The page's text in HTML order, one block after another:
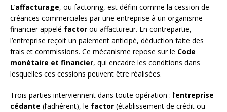
L’affacturage, ou factoring, est défini comme la cession de
créances commerciales par une entreprise à un organisme
financier appelé factor ou affactureur. En contrepartie,
l’entreprise reçoit un paiement anticipé, déduction faite des
frais et commissions. Ce mécanisme repose sur le Code
monétaire et financier, qui encadre les conditions dans
lesquelles ces cessions peuvent être réalisées.
Trois parties interviennent dans toute opération : l’entreprise
cédante (l’adhérent), le factor (établissement de crédit ou